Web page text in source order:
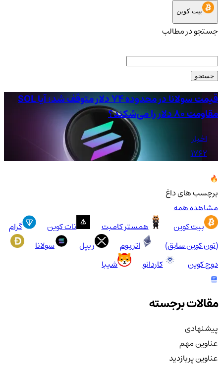
بیت کوین
جستجو در مطالب
جستجو
قیمت سولانا در محدوده ۷۴ دلار متوقف شد؛ آیا SOL
مقاومت ۸۰ دلار را می‌شکند؟
اخبار
1762
برچسب های داغ
مشاهده همه
بیت کوین
همستر کامبت نات کوین
گرام
(تون کوین سابق)
اتریوم ریپل
سولانا
دوج کوین
کاردانو شیبا
مقالات برجسته
پیشنهادی
عناوین مهم
عناوین پربازدید